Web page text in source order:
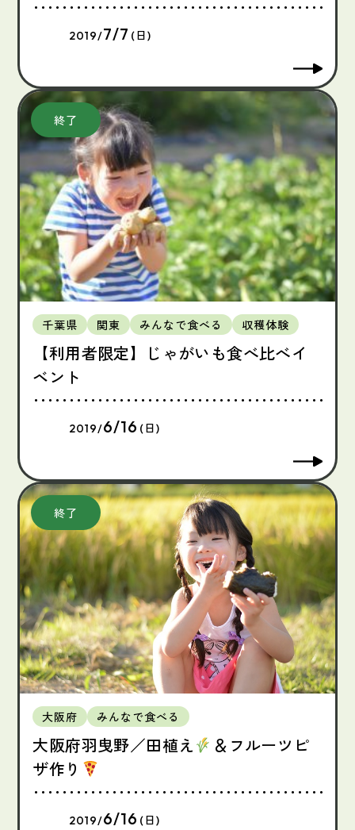
2019/7/7 (日)
千葉県 関東 みんなで食べる 収穫体験
【利用者限定】じゃがいも食べ比べイ
ベント
2019/6/16 (日)
大阪府 みんなで食べる
大阪府羽曳野／田植え
＆フルーツピ
ザ作り
2019/6/16 (日)